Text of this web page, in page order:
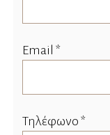
Email *
Τηλέφωνο *